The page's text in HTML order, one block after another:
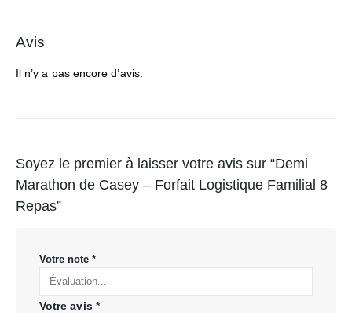
Avis
Il n’y a pas encore d’avis.
Soyez le premier à laisser votre avis sur “Demi
Marathon de Casey – Forfait Logistique Familial 8
Repas”
Votre note *
Votre avis *